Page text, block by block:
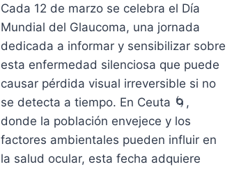
Cada 12 de marzo se celebra el Día
Mundial del Glaucoma, una jornada
dedicada a informar y sensibilizar sobre
esta enfermedad silenciosa que puede
causar pérdida visual irreversible si no
se detecta a tiempo. En Ceuta 🌀,
donde la población envejece y los
factores ambientales pueden influir en
la salud ocular, esta fecha adquiere